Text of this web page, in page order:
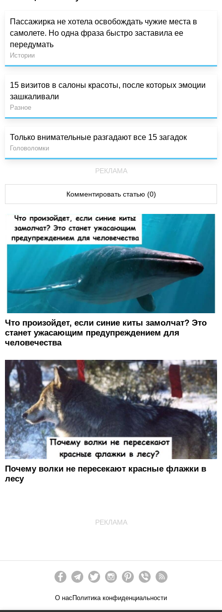
Пассажирка не хотела освобождать чужие места в
самолете. Но одна фраза быстро заставила ее
передумать
Истории
15 визитов в салоны красоты, после которых эмоции
зашкаливали
Разное
Только внимательные разгадают все 15 загадок
Головоломки
РЕКЛАМА
Комментировать статью (0)
Что произойдет, если синие киты замолчат? Это
станет ужасающим предупреждением для
человечества
Почему волки не пересекают красные флажки в
лесу
РЕКЛАМА
О насПолитика конфиденциальности